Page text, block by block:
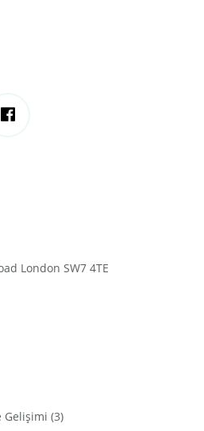
London SW7 4TE
Gelişimi (3)